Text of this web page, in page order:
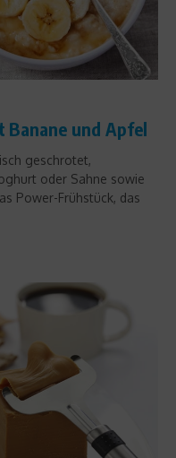
und Apfel
geschrotet,
oder Sahne sowie
Power-Frühstück, das